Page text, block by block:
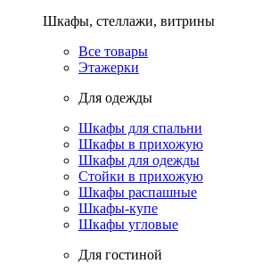
Шкафы, стеллажи, витрины
Все товары
Этажерки
Для одежды
Шкафы для спальни
Шкафы в прихожую
Шкафы для одежды
Стойки в прихожую
Шкафы распашные
Шкафы-купе
Шкафы угловые
Для гостиной